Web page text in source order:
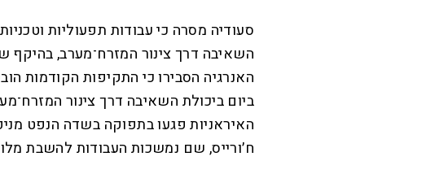
סעודיה מסרה כי עבודות תפעוליות
ביום ביכולת השאיבה דרך צינור
האיראניות פגעו בתפוקה בשדה הנפט
ח׳ורייס, שם נמשכות העבודות להשבת